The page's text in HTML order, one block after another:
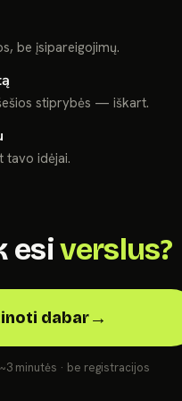
be įsipareigojimų.
stiprybės — iškart.
tavo idėjai.
esiverslus?
dabar→
~3 minutės · be registracijos